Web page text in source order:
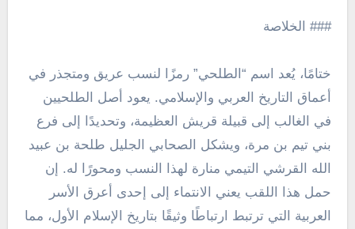
### الخلاصة
ختامًا، يُعد اسم “الطلحي” رمزًا لنسب عريق ومتجذر في
أعماق التاريخ العربي والإسلامي. يعود أصل الطلحيين
في الغالب إلى قبيلة قريش العظيمة، وتحديدًا إلى فرع
بني تيم بن مرة، ويشكل الصحابي الجليل طلحة بن عبيد
الله القرشي التيمي منارة لهذا النسب ومحورًا له. إن
حمل هذا اللقب يعني الانتماء إلى إحدى أعرق الأسر
العربية التي ترتبط ارتباطًا وثيقًا بتاريخ الإسلام الأول، مما